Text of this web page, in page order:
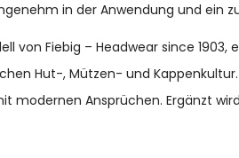
in der Anwendung und ein
von Fiebig – Headwear since
Hut-, Mützen- und
modernen Ansprüchen. Ergänzt